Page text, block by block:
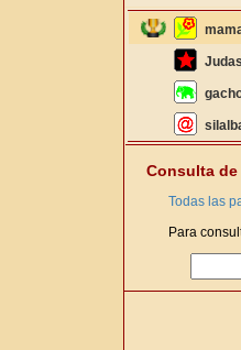
Consulta
Todas las
Para